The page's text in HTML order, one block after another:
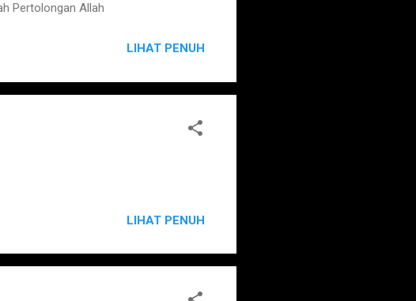
Pertolongan Allah
LIHAT PENUH
LIHAT PENUH